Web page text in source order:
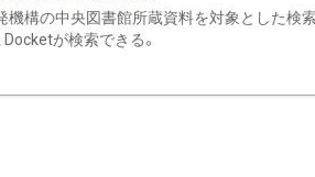
機構の中央図書館所蔵資料を対象とした検
Docketが検索できる。